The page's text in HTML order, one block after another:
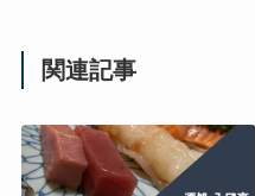
関連記事